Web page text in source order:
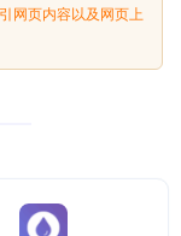
网页内容以及网页上